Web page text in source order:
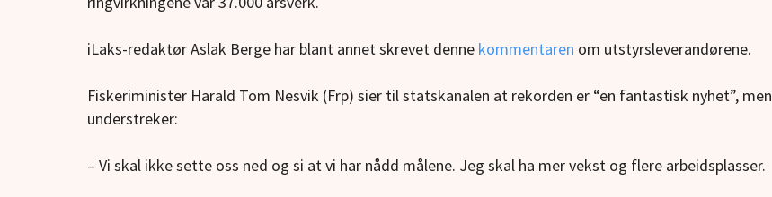
iLaks-redaktør Aslak Berge har blant annet skrevet denne kommentaren om utstyrsleverandørene.
Fiskeriminister Harald Tom Nesvik (Frp) sier til statskanalen at rekorden er “en fantastisk nyhet”, men
understreker:
– Vi skal ikke sette oss ned og si at vi har nådd målene. Jeg skal ha mer vekst og flere arbeidsplasser.